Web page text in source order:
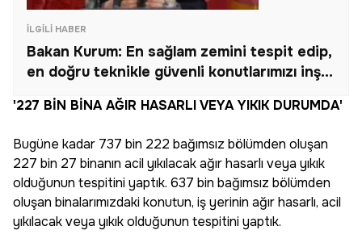
İLGILI HABER
Bakan Kurum: En sağlam zemini tespit edip,
en doğru teknikle güvenli konutlarımızı inşa
'227 BİN BİNA AĞIR HASARLI VEYA YIKIK DURUMDA'
Bugüne kadar 737 bin 222 bağımsız bölümden oluşan
227 bin 27 binanın acil yıkılacak ağır hasarlı veya yıkık
olduğunun tespitini yaptık. 637 bin bağımsız bölümden
oluşan binalarımızdaki konutun, iş yerinin ağır hasarlı, acil
yıkılacak veya yıkık olduğunun tespitini yaptık.